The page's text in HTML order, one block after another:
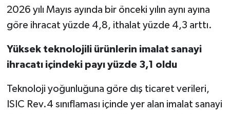
2026 yılı Mayıs ayında bir önceki yılın aynı ayına
göre ihracat yüzde 4,8, ithalat yüzde 4,3 arttı.
Yüksek teknolojili ürünlerin imalat sanayi
ihracatı içindeki payı yüzde 3,1 oldu
Teknoloji yoğunluğuna göre dış ticaret verileri,
ISIC Rev.4 sınıflaması içinde yer alan imalat sanayi